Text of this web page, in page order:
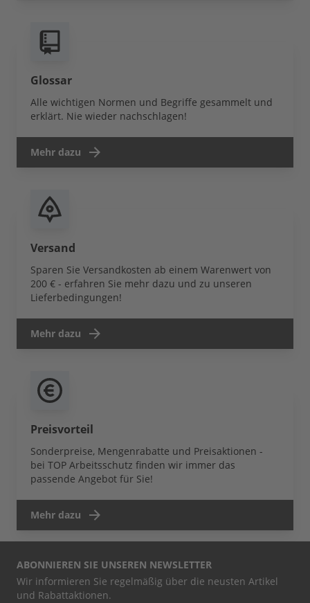
Glossar
Alle wichtigen Normen und Begriffe gesammelt und
erklärt. Nie wieder nachschlagen!
Mehr dazu
Versand
Sparen Sie Versandkosten ab einem Warenwert von
200 € - erfahren Sie mehr dazu und zu unseren
Lieferbedingungen!
Mehr dazu
Preisvorteil
Sonderpreise, Mengenrabatte und Preisaktionen -
bei TOP Arbeitsschutz finden wir immer das
passende Angebot für Sie!
Mehr dazu
ABONNIEREN SIE UNSEREN NEWSLETTER
Wir informieren Sie regelmäßig über die neusten Artikel
und Rabattaktionen.